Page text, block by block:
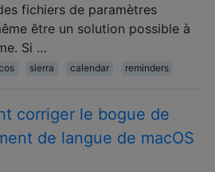
fichiers de paramètres
être un solution possible à
Si …
sierra calendar reminders
corriger le bogue de
de langue de macOS